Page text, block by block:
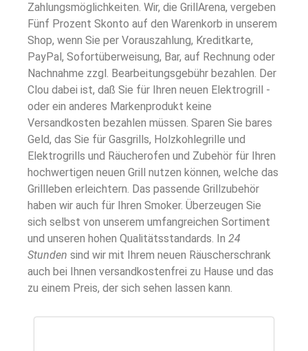
Zahlungsmöglichkeiten. Wir, die GrillArena, vergeben
Fünf Prozent Skonto auf den Warenkorb in unserem
Shop, wenn Sie per Vorauszahlung, Kreditkarte,
PayPal, Sofortüberweisung, Bar, auf Rechnung oder
Nachnahme zzgl. Bearbeitungsgebühr bezahlen. Der
Clou dabei ist, daß Sie für Ihren neuen Elektrogrill -
oder ein anderes Markenprodukt keine
Versandkosten bezahlen müssen. Sparen Sie bares
Geld, das Sie für Gasgrills, Holzkohlegrille und
Elektrogrills und Räucherofen und Zubehör für Ihren
hochwertigen neuen Grill nutzen können, welche das
Grillleben erleichtern. Das passende Grillzubehör
haben wir auch für Ihren Smoker. Überzeugen Sie
sich selbst von unserem umfangreichen Sortiment
und unseren hohen Qualitätsstandards. In 24
Stunden sind wir mit Ihrem neuen Räuscherschrank
auch bei Ihnen versandkostenfrei zu Hause und das
zu einem Preis, der sich sehen lassen kann.